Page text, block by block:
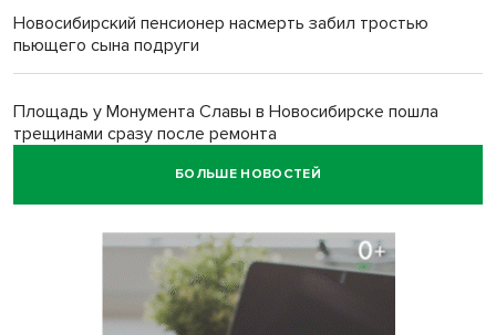
Новосибирский пенсионер насмерть забил тростью
пьющего сына подруги
Площадь у Монумента Славы в Новосибирске пошла
трещинами сразу после ремонта
БОЛЬШЕ НОВОСТЕЙ